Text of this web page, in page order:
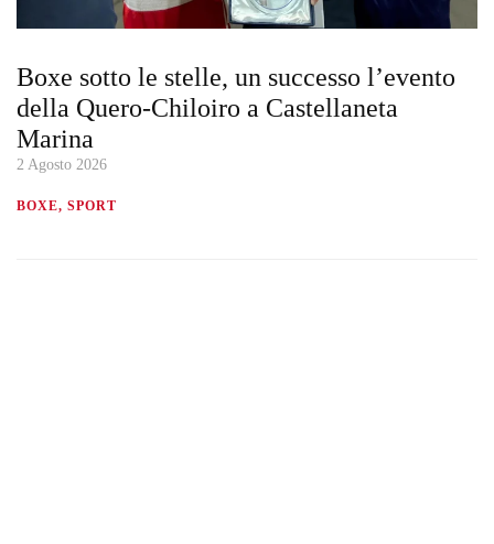
Boxe sotto le stelle, un successo l’evento
della Quero-Chiloiro a Castellaneta
Marina
2 Agosto 2026
BOXE, SPORT